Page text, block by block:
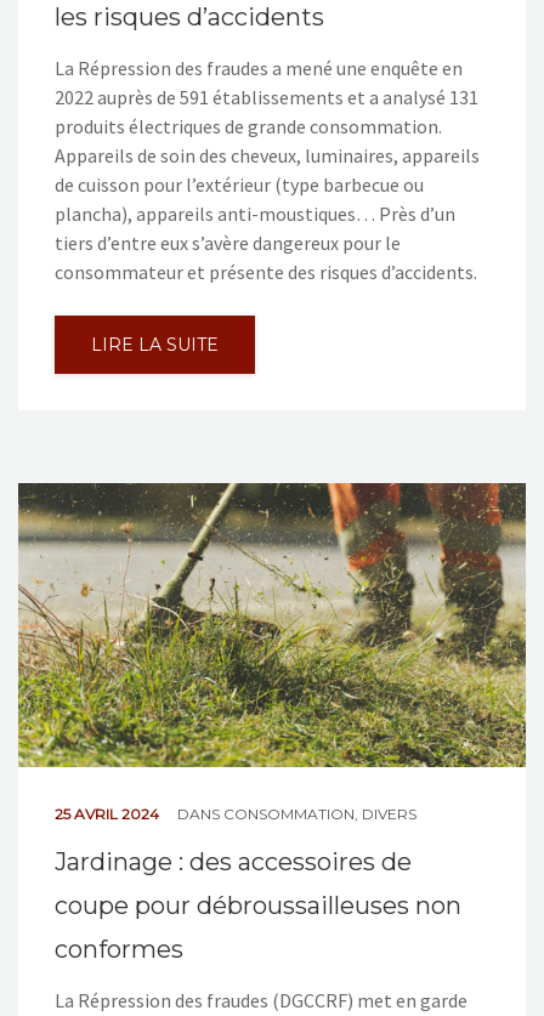
les risques d’accidents
La Répression des fraudes a mené une enquête en
2022 auprès de 591 établissements et a analysé 131
produits électriques de grande consommation.
Appareils de soin des cheveux, luminaires, appareils
de cuisson pour l’extérieur (type barbecue ou
plancha), appareils anti-moustiques… Près d’un
tiers d’entre eux s’avère dangereux pour le
consommateur et présente des risques d’accidents.
LIRE LA SUITE
25 AVRIL 2024 DANS CONSOMMATION, DIVERS
Jardinage : des accessoires de
coupe pour débroussailleuses non
conformes
La Répression des fraudes (DGCCRF) met en garde